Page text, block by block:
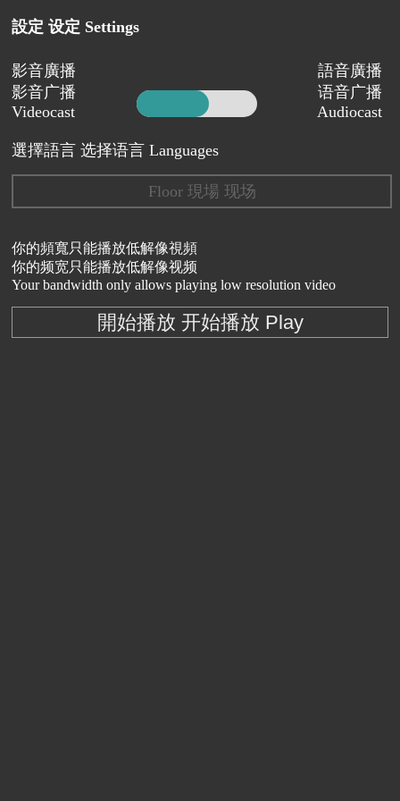
設定 设定 Settings
影音廣播
影音广播
Videocast
語音廣播
语音广播
Audiocast
選擇語言 选择语言 Languages
Floor 現場 现场
你的頻寬只能播放低解像視頻
你的频宽只能播放低解像视频
Your bandwidth only allows playing low resolution video
開始播放 开始播放 Play